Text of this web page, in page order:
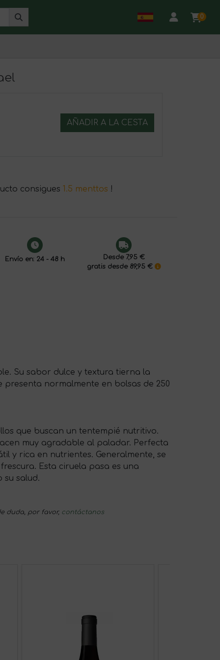
0
AÑADIR A LA CESTA
consigues 1.5 menttos !
Envío en: 24 - 48 h
Desde 7,95 €
gratis desde 89,95 €
Su sabor dulce y textura tierna la
normalmente en bolsas de 250
que buscan un tentempié nutritivo.
muy agradable al paladar. Perfecta
y rica en nutrientes. Generalmente, se
Esta ciruela pasa es una
su salud.
duda, por favor, contáctanos